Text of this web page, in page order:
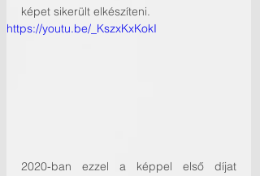
képet sikerült elkészíteni.
https://youtu.be/_KszxKxKokI
2020-ban ezzel a képpel első díjat